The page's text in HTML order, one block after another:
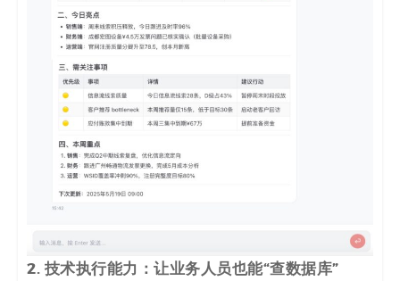
2. 技术执行能力：让业务人员也能“查数据库”